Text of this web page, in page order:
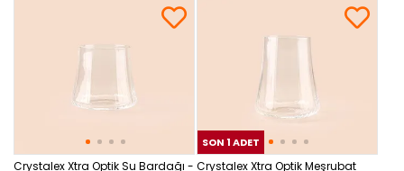
Crystalex Xtra Optik Su Bardağı -
SON 1 ADET
Crystalex Xtra Optik Meşrubat